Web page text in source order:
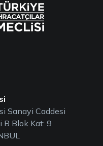
Sanayi Caddesi
B Blok Kat: 9